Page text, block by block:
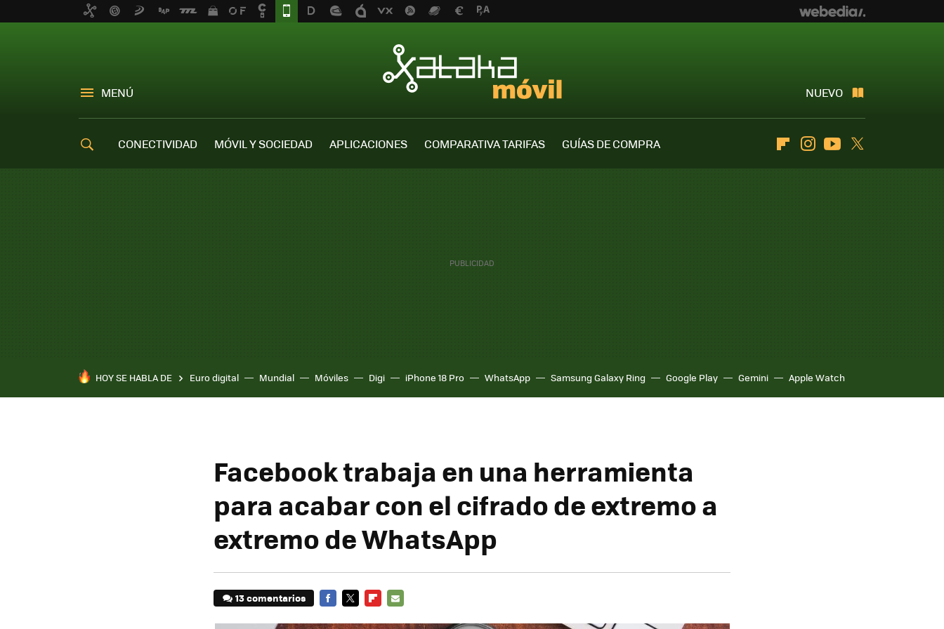
MENÚ NUEVO
CONECTIVIDAD MÓVIL Y SOCIEDAD APLICACIONES COMPARATIVA TARIFAS
GUÍAS DE COMPRA
FlipboardInstagramYoutube
HOY SE HABLA DE Euro digital Mundial Móviles Digi iPhone 18 Pro WhatsApp Samsung Galaxy Ring Google Play Gemini Apple Watch
Facebook trabaja en una herramienta
para acabar con el cifrado de extremo a
extremo de WhatsApp
13 comentarios